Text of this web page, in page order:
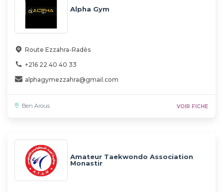
Alpha Gym
Route Ezzahra-Radès
+216 22 40 40 33
alphagymezzahra@gmail.com
Ben Arous VOIR FICHE
Amateur Taekwondo Association
Monastir